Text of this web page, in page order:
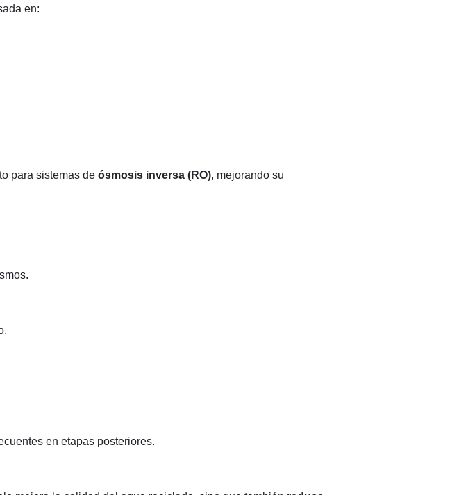
en:
para sistemas de ósmosis inversa (RO), mejorando su
en etapas posteriores.